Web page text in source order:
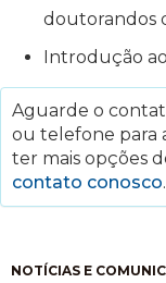
doutorandos
Introdução
Aguarde o
ou telefone para
ter mais opções
contato conosco.
NOTÍCIAS E
Pagination